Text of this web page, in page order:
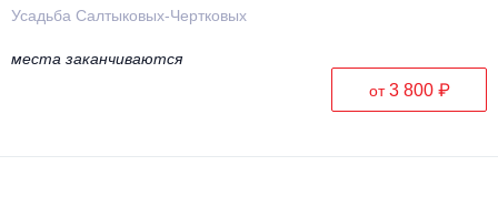
Усадьба Салтыковых-Чертковых
места заканчиваются
от3 800 ₽